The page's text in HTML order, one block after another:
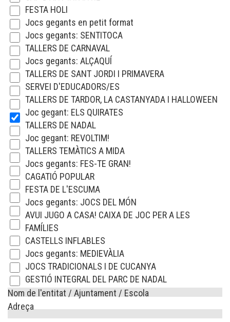
FESTA HOLI
Jocs gegants en petit format
Jocs gegants: SENTITOCA
TALLERS DE CARNAVAL
Jocs gegants: ALÇAQUÍ
TALLERS DE SANT JORDI I PRIMAVERA
SERVEI D'EDUCADORS/ES
TALLERS DE TARDOR, LA CASTANYADA I HALLOWEEN
Joc gegant: ELS QUIRATES
TALLERS DE NADAL
Joc gegant: REVOLTIM!
TALLERS TEMÀTICS A MIDA
Jocs gegants: FES-TE GRAN!
CAGATIÓ POPULAR
FESTA DE L'ESCUMA
Jocs gegants: JOCS DEL MÓN
AVUI JUGO A CASA! CAIXA DE JOC PER A LES
FAMÍLIES
CASTELLS INFLABLES
Jocs gegants: MEDIEVÀLIA
JOCS TRADICIONALS I DE CUCANYA
GESTIÓ INTEGRAL DEL PARC DE NADAL
Nom de l'entitat / Ajuntament / Escola
Adreça